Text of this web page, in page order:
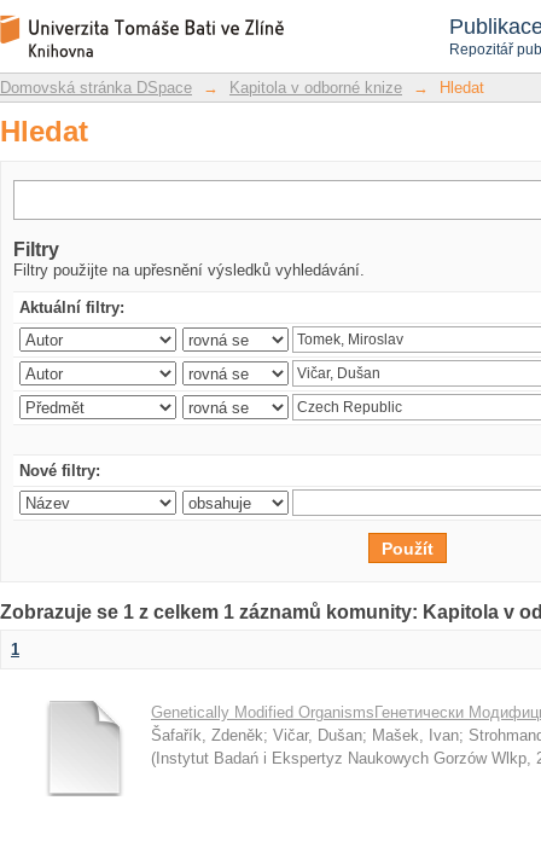
Repozitář
Hledat
Repozitář DSpace/Manakin
Domovská stránka DSpace → Kapitola v odborné knize → Hledat
Hledat
Filtry
Filtry použijte na upřesnění výsledků vyhledávání.
Aktuální filtry:
Nové filtry:
Zobrazuje se 1 z celkem 1 záznamů komunity: Kapitola v
1
Genetically Modified OrganismsГенетически
Šafařík, Zdeněk; Vičar, Dušan; Mašek, Ivan;
( Instytut Badań i Ekspertyz Naukowych Gorzów Wlkp,